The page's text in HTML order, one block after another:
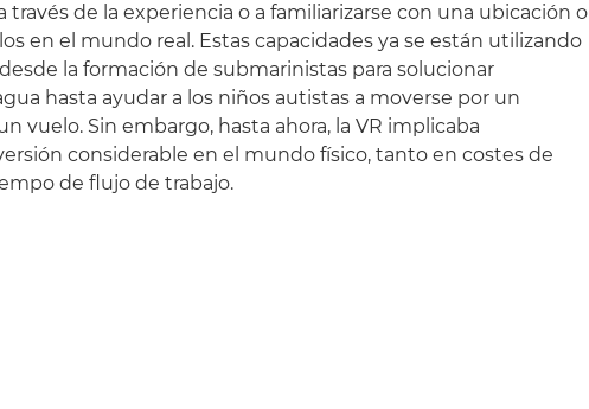
través de la experiencia o a familiarizarse con una ubicación o
en el mundo real. Estas capacidades ya se están utilizando
la formación de submarinistas para solucionar
hasta ayudar a los niños autistas a moverse por un
vuelo. Sin embargo, hasta ahora, la VR implicaba
considerable en el mundo físico, tanto en costes de
de flujo de trabajo.